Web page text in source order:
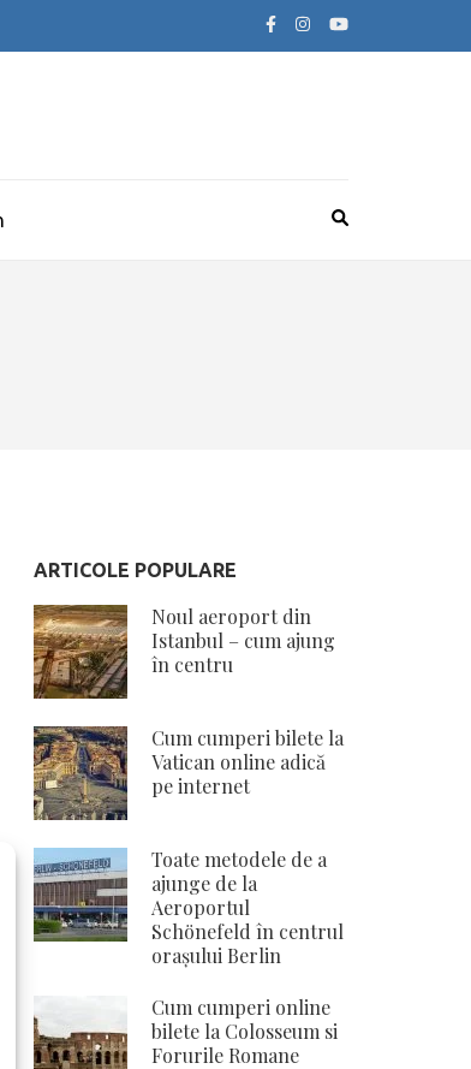
ARTICOLE POPULARE
Noul aeroport din
Istanbul – cum ajung
în centru
Cum cumperi bilete la
Vatican online adică
pe internet
Toate metodele de a
ajunge de la
Aeroportul
Schönefeld în centrul
orașului Berlin
Cum cumperi online
bilete la Colosseum si
Forurile Romane